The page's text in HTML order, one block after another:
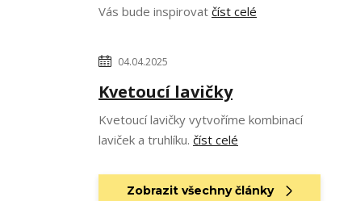
Vás bude inspirovat číst celé
04.04.2025
Kvetoucí lavičky
Kvetoucí lavičky vytvoříme kombinací
laviček a truhlíku. číst celé
Zobrazit všechny články